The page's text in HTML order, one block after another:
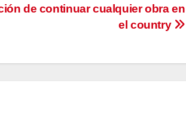
de continuar cualquier obra en
el country